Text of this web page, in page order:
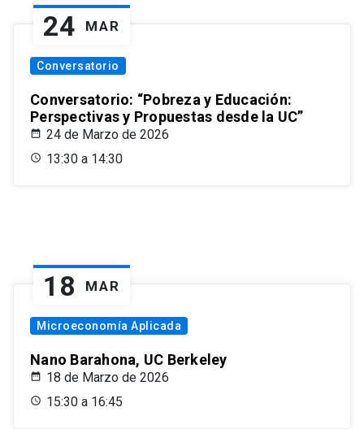
24 MAR
Conversatorio
Conversatorio: “Pobreza y Educación:
Perspectivas y Propuestas desde la UC”
24 de Marzo de 2026
13:30 a 14:30
18 MAR
Microeconomía Aplicada
Nano Barahona, UC Berkeley
18 de Marzo de 2026
15:30 a 16:45